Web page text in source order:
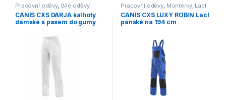
Pracovní oděvy, Bílé oděvy,
Kalhoty
CANIS CXS DARJA kalhoty
dámské s pasem do gumy
Pracovní oděvy, Montérky, Lacl
CANIS CXS LUXY ROBIN Lacl
pánské na 194 cm